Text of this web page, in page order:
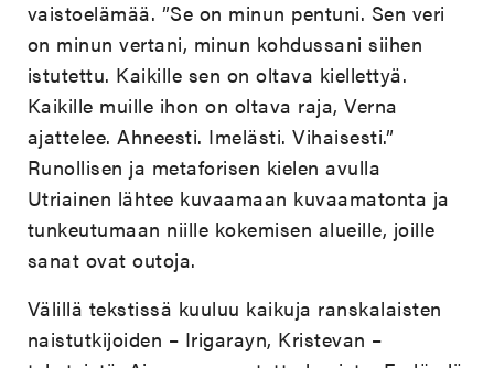
vaistoelämää. ”Se on minun pentuni. Sen veri
on minun vertani, minun kohdussani siihen
istutettu. Kaikille sen on oltava kiellettyä.
Kaikille muille ihon on oltava raja, Verna
ajattelee. Ahneesti. Imelästi. Vihaisesti.”
Runollisen ja metaforisen kielen avulla
Utriainen lähtee kuvaamaan kuvaamatonta ja
tunkeutumaan niille kokemisen alueille, joille
sanat ovat outoja.
Välillä tekstissä kuuluu kaikuja ranskalaisten
naistutkijoiden – Irigarayn, Kristevan –